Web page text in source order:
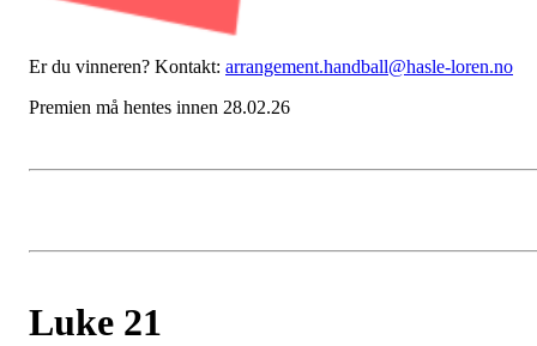
Er du vinneren? Kontakt: arrangement.handball@hasle-loren.no
Premien må hentes innen 28.02.26
Luke 21